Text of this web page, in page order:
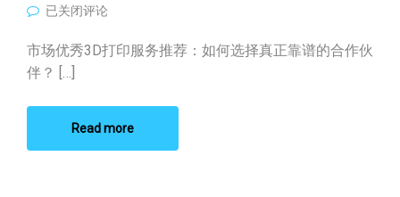
市场优秀3D打印服务推荐
已关闭评论
市场优秀3D打印服务推荐：如何选择真正靠谱的合作伙
伴？ […]
Read more